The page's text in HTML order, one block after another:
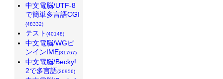
中文電脳/UTF-8
で簡単多言語CGI
(48332)
テスト (40148)
中文電脳/WGピ
ンインIME(31767)
中文電脳/Becky!
2で多言語(26956)